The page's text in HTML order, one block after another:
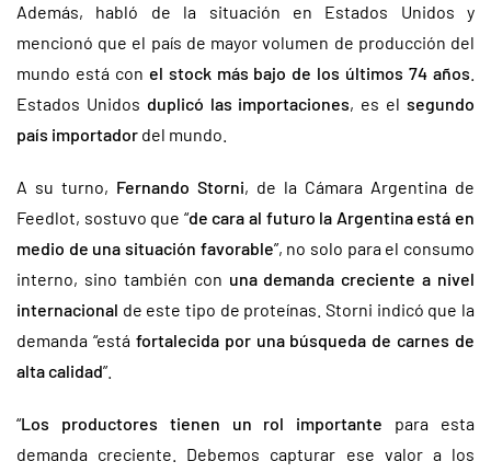
Además, habló de la situación en Estados Unidos y
mencionó que el país de mayor volumen de producción del
mundo está con el stock más bajo de los últimos 74 años
Estados Unidos duplicó las importaciones, es elsegundo
país importador del mundo.
A su turno, Fernando Storni, de la Cámara Argentina de
Feedlot, sostuvo que “de cara al futuro la Argentina está en
medio de una situación favorable”, no solo para el consumo
interno, sino también con una demanda creciente a nivel
internacional de este tipo de proteínas. Storni indicó que la
demanda “está fortalecida por una búsqueda de carnes de
alta calidad”.
“Los productores tienen un rol importante para esta
demanda creciente. Debemos capturar ese valor a los